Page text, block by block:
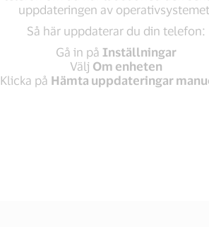
uppdateringen av operativsystemet.
Så här uppdaterar du din telefon:
Gå in på Inställningar
Välj Om enheten
Klicka på Hämta uppdateringar